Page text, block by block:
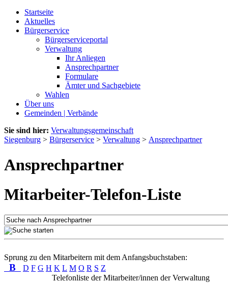
Startseite
Aktuelles
Bürgerservice
Bürgerserviceportal
Verwaltung
Ihr Anliegen
Ansprechpartner
Formulare
Ämter und Sachgebiete
Wahlen
Über uns
Gemeinden | Verbände
Sie sind hier: Verwaltungsgemeinschaft
Siegenburg > Bürgerservice > Verwaltung > Ansprechpartner
Ansprechpartner
Mitarbeiter-Telefon-Liste
Sprung zu den Mitarbeitern mit dem Anfangsbuchstaben:
B D F G H K L M O R S Z
Telefonliste der Mitarbeiter/innen der Verwaltung